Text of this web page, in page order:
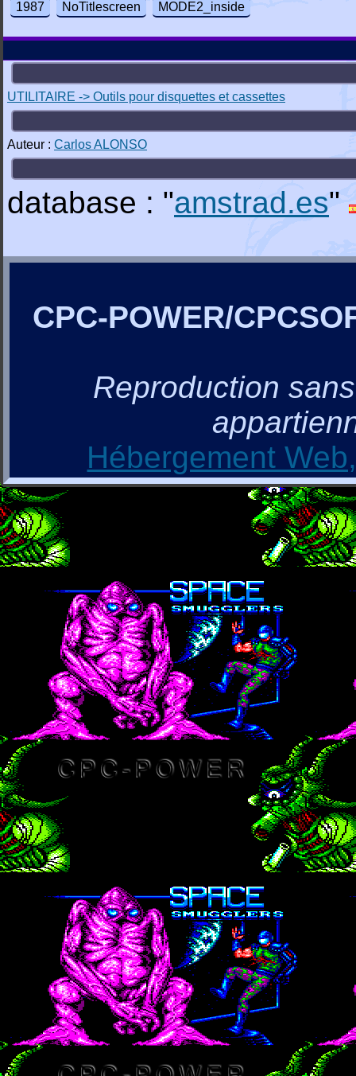
1987 NoTitlescreen MODE2_inside
UTILITAIRE -> Outils pour disquettes et cassettes
Auteur : Carlos ALONSO
database : "amstrad.es"
CPC-POWER/
Reproduction
Hébergement